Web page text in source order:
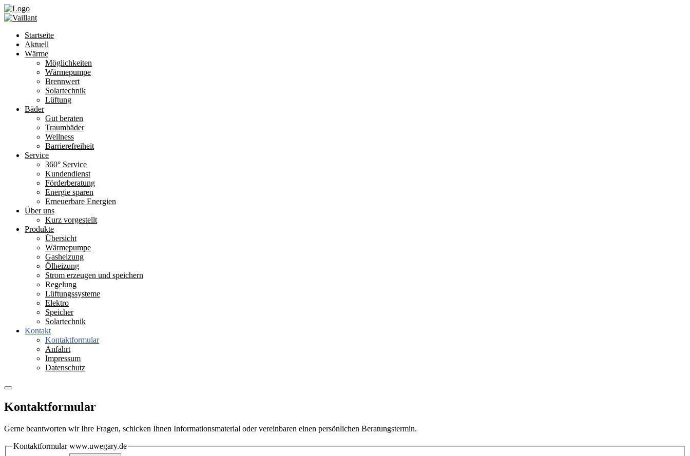
Startseite
Aktuell
Wärme
Möglichkeiten
Wärmepumpe
Brennwert
Solartechnik
Lüftung
Bäder
Gut beraten
Traumbäder
Wellness
Barrierefreiheit
Service
360° Service
Kundendienst
Förderberatung
Energie sparen
Erneuerbare Energien
Über uns
Kurz vorgestellt
Produkte
Übersicht
Wärmepumpe
Gasheizung
Ölheizung
Strom erzeugen und speichern
Regelung
Lüftungssysteme
Elektro
Speicher
Solartechnik
Kontakt
Kontaktformular
Anfahrt
Impressum
Datenschutz
Kontaktformular
Gerne beantworten wir Ihre Fragen, schicken Ihnen Informationsmaterial oder vereinbaren einen persönlichen Beratungstermin.
Kontaktformular www.uwegary.de